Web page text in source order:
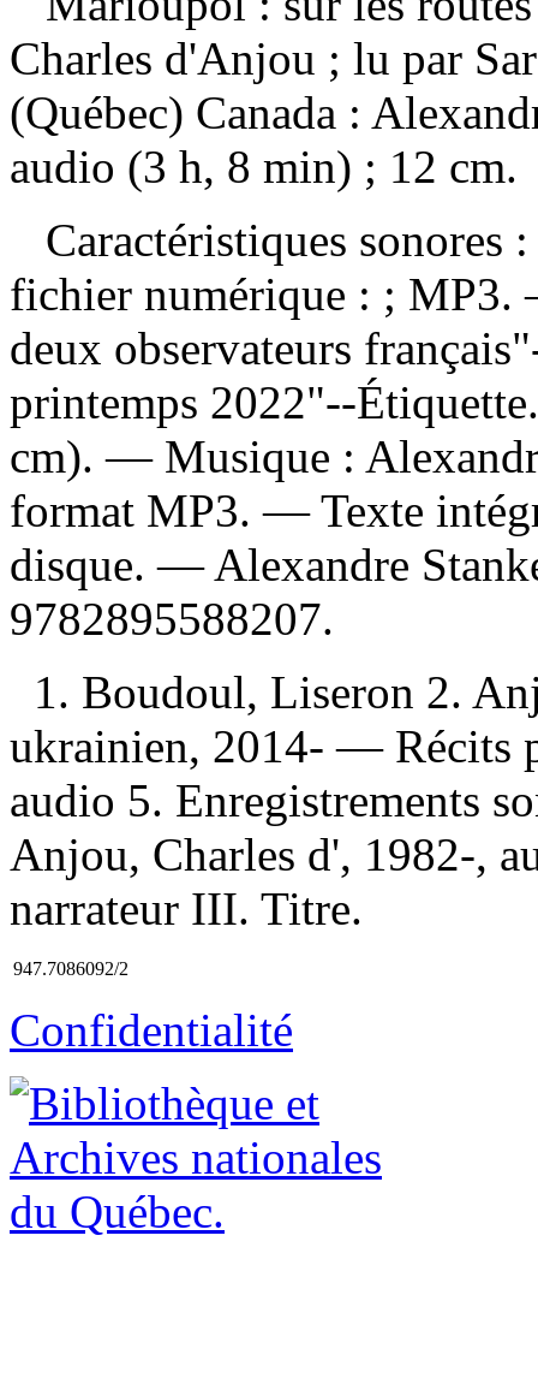
Charles d'Anjou ; lu par
(Québec) Canada :
audio (3 h, 8 min) ; 12 cm.
Caractéristiques sonores
fichier numérique : ; MP3.
deux observateurs
printemps 2022"--
cm). — Musique :
format MP3. — Texte
disque. —Alexandre
9782895588207.
1. Boudoul, Liseron 2.
ukrainien, 2014- — Récits
audio 5. Enregistrements
Anjou, Charles d', 1982-,
narrateur III. Titre.
947.7086092/2
Confidentialité